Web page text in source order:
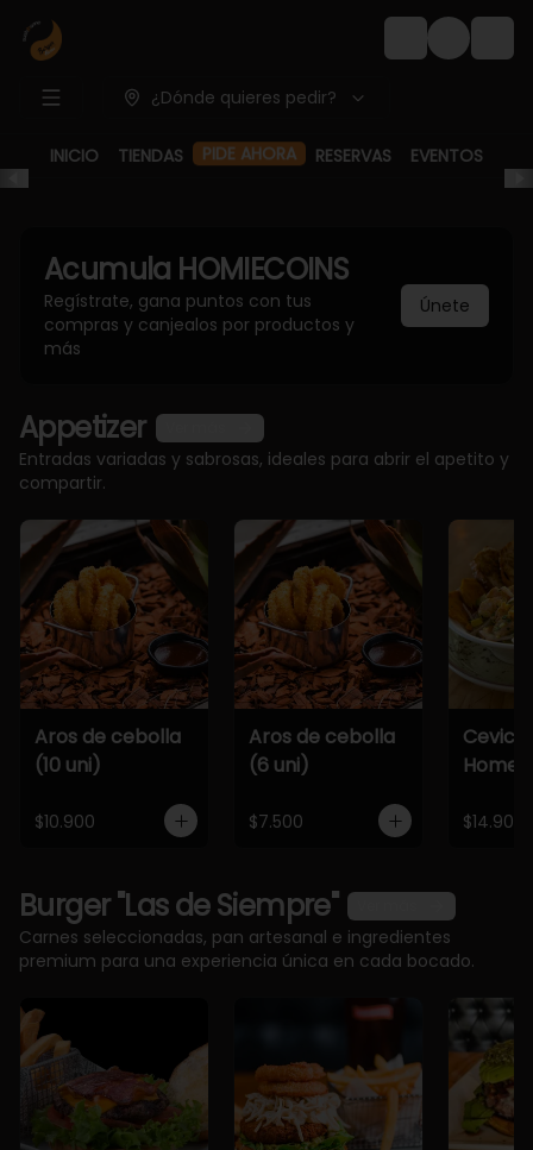
Login
¿Dónde quieres pedir?
INICIO TIENDAS PIDE AHORA RESERVAS EVENTOS
Acumula HOMIECOINS
Regístrate, gana puntos con tus
compras y canjealos por productos y
más
Únete
Appetizer
Entradas variadas y sabrosas, ideales para abrir el apetito y
compartir.
Aros de cebolla
(10 uni)
$10.900
Aros de cebolla
(6 uni)
$7.500
Home
$14.900
Burger "Las de Siempre"
Carnes seleccionadas, pan artesanal e ingredientes
premium para una experiencia única en cada bocado.